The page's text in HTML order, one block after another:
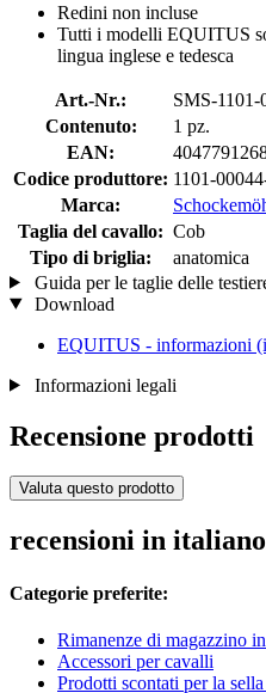
Redini non incluse
Tutti i modelli EQUITUS
lingua inglese e tedesca
Art.-Nr.:
SMS-
Contenuto:
1 pz.
EAN:
Codice produttore: 1101-
Marca:
Taglia del cavallo: Cob
Tipo di briglia:
anatomica
Guida per le taglie delle
Download
EQUITUS - informazioni
Informazioni legali
Recensione prodotti
Valuta questo prodotto
recensioni in
Categorie preferite:
Rimanenze di magazzino
Accessori per cavalli
Prodotti scontati per la